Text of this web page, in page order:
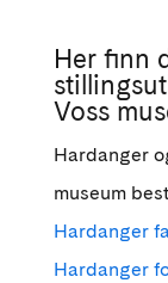
Her finn
Voss
Hardanger
museum
Hardanger
Hardanger